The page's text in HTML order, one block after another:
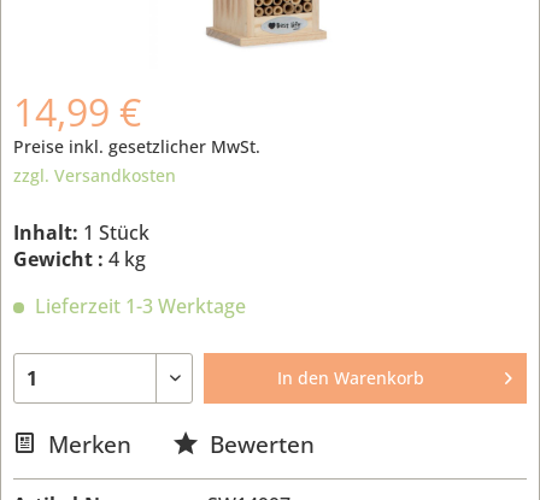
14,99 €
Preise inkl. gesetzlicher MwSt.
zzgl. Versandkosten
Inhalt: 1 Stück
Gewicht : 4 kg
Lieferzeit 1-3 Werktage
In den Warenkorb
Merken Bewerten